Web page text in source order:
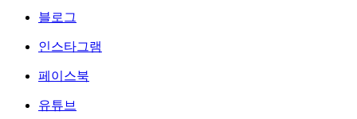
블로그
인스타그램
페이스북
유튜브